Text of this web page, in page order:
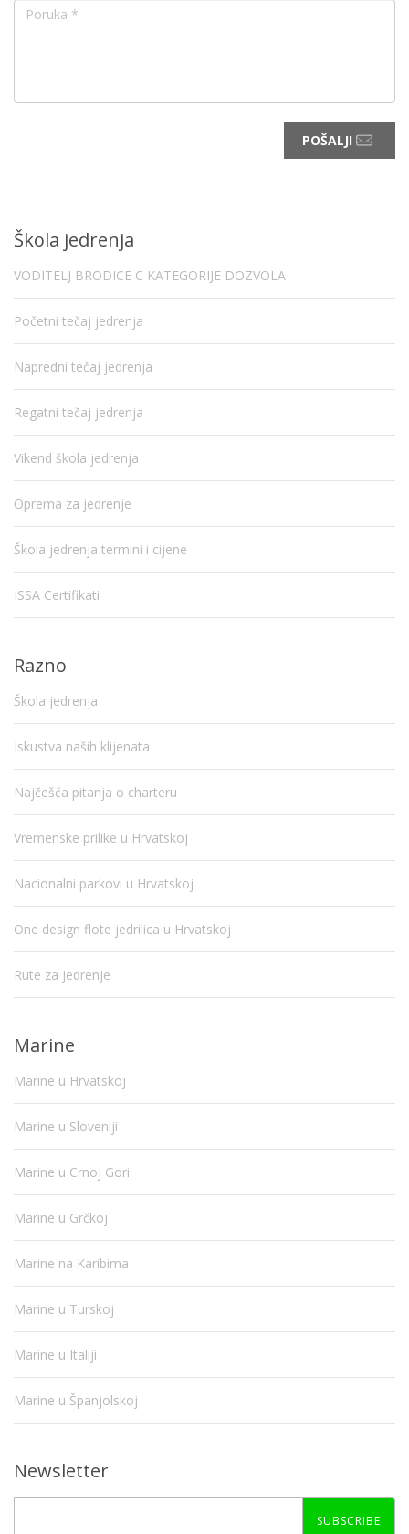
POŠALJI
Škola jedrenja
VODITELJ BRODICE C KATEGORIJE DOZVOLA
Početni tečaj jedrenja
Napredni tečaj jedrenja
Regatni tečaj jedrenja
Vikend škola jedrenja
Oprema za jedrenje
Škola jedrenja termini i cijene
ISSA Certifikati
Razno
Škola jedrenja
Iskustva naših klijenata
Najčešća pitanja o charteru
Vremenske prilike u Hrvatskoj
Nacionalni parkovi u Hrvatskoj
One design flote jedrilica u Hrvatskoj
Rute za jedrenje
Marine
Marine u Hrvatskoj
Marine u Sloveniji
Marine u Crnoj Gori
Marine u Grčkoj
Marine na Karibima
Marine u Turskoj
Marine u Italiji
Marine u Španjolskoj
Newsletter
SUBSCRIBE